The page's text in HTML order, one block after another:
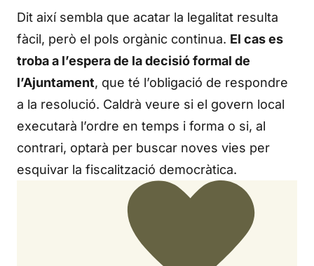
Dit així sembla que acatar la legalitat resulta
fàcil, però el pols orgànic continua. El cas es
troba a l’espera de la decisió formal de
l’Ajuntament, que té l’obligació de respondre
a la resolució. Caldrà veure si el govern local
executarà l’ordre en temps i forma o si, al
contrari, optarà per buscar noves vies per
esquivar la fiscalització democràtica.